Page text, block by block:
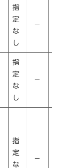
指
定
な
し
－
指
定
な
し
－
指
定
な
－